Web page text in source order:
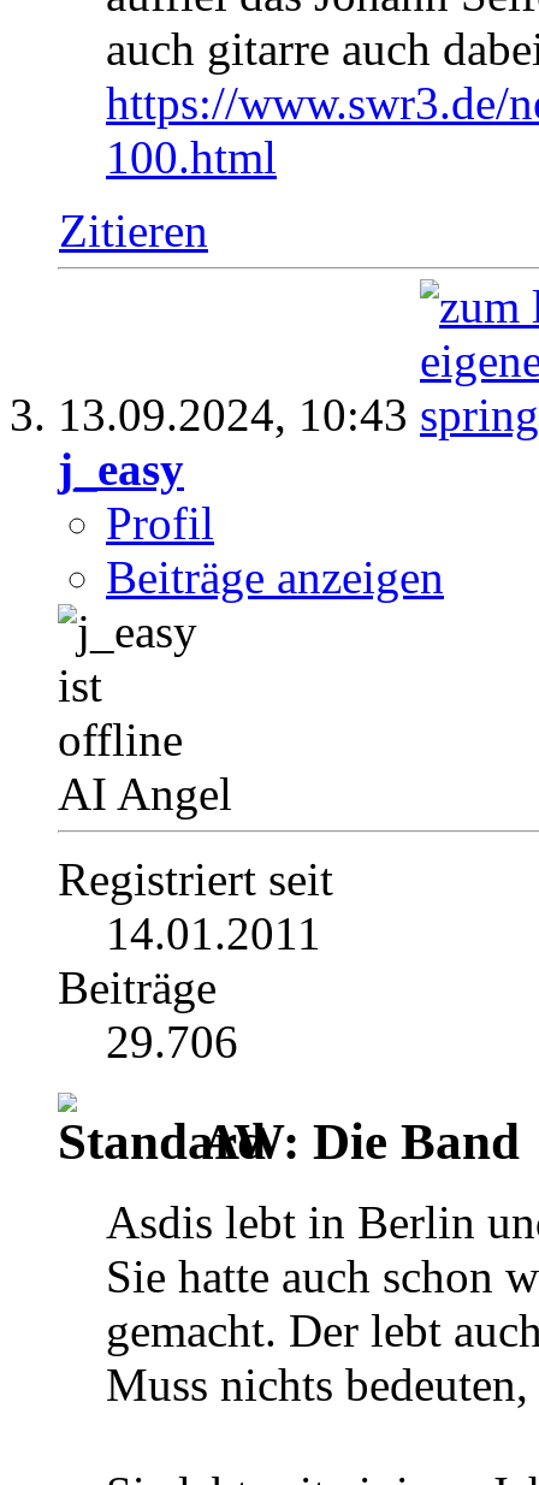
auch gitarre auch
https://www.swr3.de/
100.html
Zitieren
13.09.2024, 10:43
j_easy
Profil
Beiträge anzeigen
AI Angel
Registriert seit
14.01.2011
Beiträge
29.706
AW: Die Band
Asdis lebt in Berlin
Sie hatte auch schon
gemacht. Der lebt
Muss nichts